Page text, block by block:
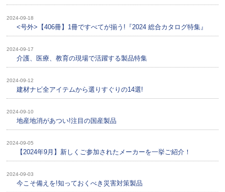
2024-09-18
<号外>【406冊】1冊ですべてが揃う!『2024 総合カタログ特集』
2024-09-17
介護、医療、教育の現場で活躍する製品特集
2024-09-12
建材ナビ全アイテムから選りすぐりの14選!
2024-09-10
地産地消があつい!注目の国産製品
2024-09-05
【2024年9月】新しくご参加されたメーカーを一挙ご紹介！
2024-09-03
今こそ備えを!知っておくべき災害対策製品